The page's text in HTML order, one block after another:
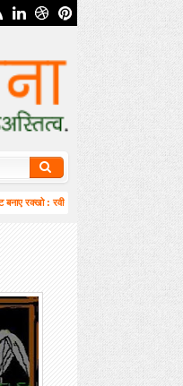
रक्खो : रवीन्द्र प्रभात